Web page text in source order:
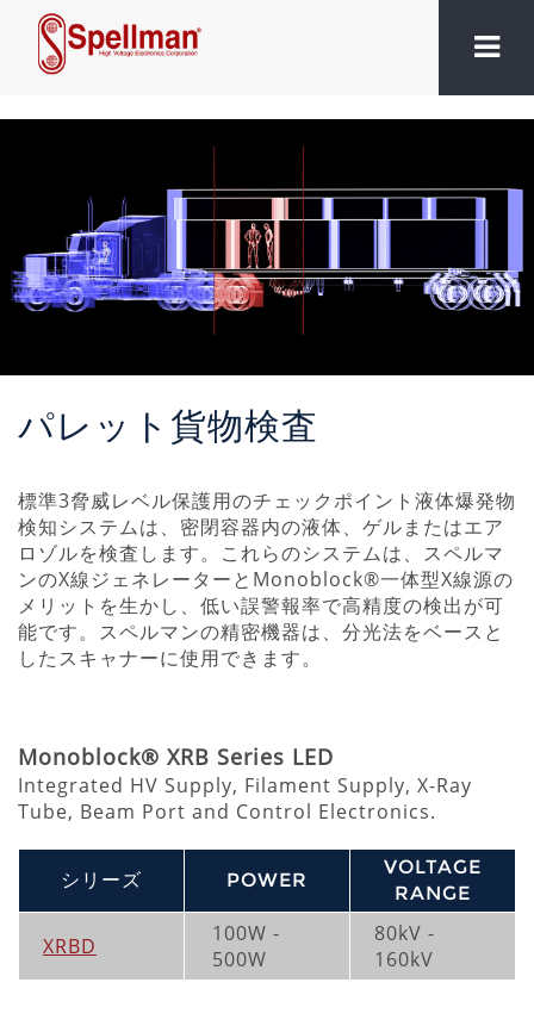
パレット貨物検査
標準3脅威レベル保護用のチェックポイント液体爆発物
検知システムは、密閉容器内の液体、ゲルまたはエア
ロゾルを検査します。これらのシステムは、スペルマ
ンのX線ジェネレーターとMonoblock®一体型X線源の
メリットを生かし、低い誤警報率で高精度の検出が可
能です。スペルマンの精密機器は、分光法をベースと
したスキャナーに使用できます。
Monoblock® XRB Series LED
Integrated HV Supply, Filament Supply, X-Ray
Tube, Beam Port and Control Electronics.
シリーズ POWER
VOLTAGE
RANGE
XRBD
100W -
500W
80kV -
160kV